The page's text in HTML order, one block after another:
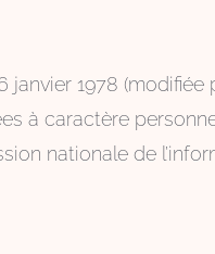
janvier 1978
à caractère
nationale de